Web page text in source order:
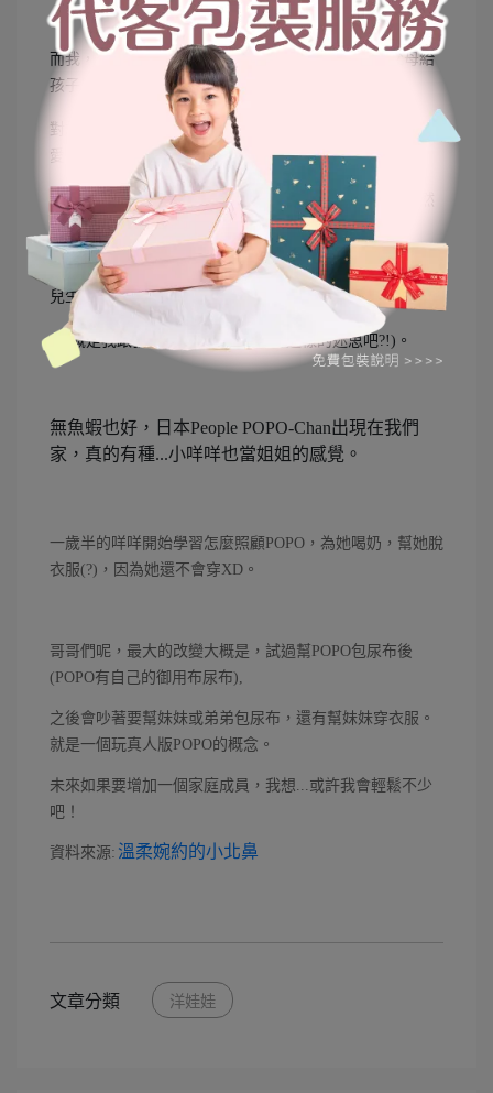
而我，一個已經有三個孩子的媽媽。我覺得手足是父母給
孩子最好的禮物,
對於孩子語言的學習、社交技巧的學習、甚或是品格(學習
愛、學習分享、學習原諒)都有非常大的幫助。
而且人的一生當中，能陪伴自己最長時間的就是手足，然
後...就不小心生太多(揮汗)。
就算是三個孩子，仍有一點小遺憾，因為沒有為最小的女
兒生一個妹妹陪伴她
(大概是我跟我姊姊的感情太好才有這樣的迷思吧?!)。
無魚蝦也好，日本People POPO-Chan出現在我們
家，真的有種...小咩咩也當姐姐的感覺。
一歲半的咩咩開始學習怎麼照顧POPO，為她喝奶，幫她脫
衣服(?)，因為她還不會穿XD。
哥哥們呢，最大的改變大概是，試過幫POPO包尿布後
(POPO有自己的御用布尿布),
之後會吵著要幫妹妹或弟弟包尿布，還有幫妹妹穿衣服。
就是一個玩真人版POPO的概念。
未來如果要增加一個家庭成員，我想...或許我會輕鬆不少
吧！
資料來源: 溫柔婉約的小北鼻
文章分類 洋娃娃